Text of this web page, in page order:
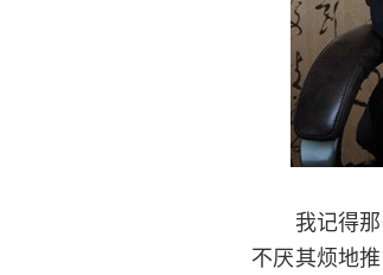
我记得那
不厌其烦地